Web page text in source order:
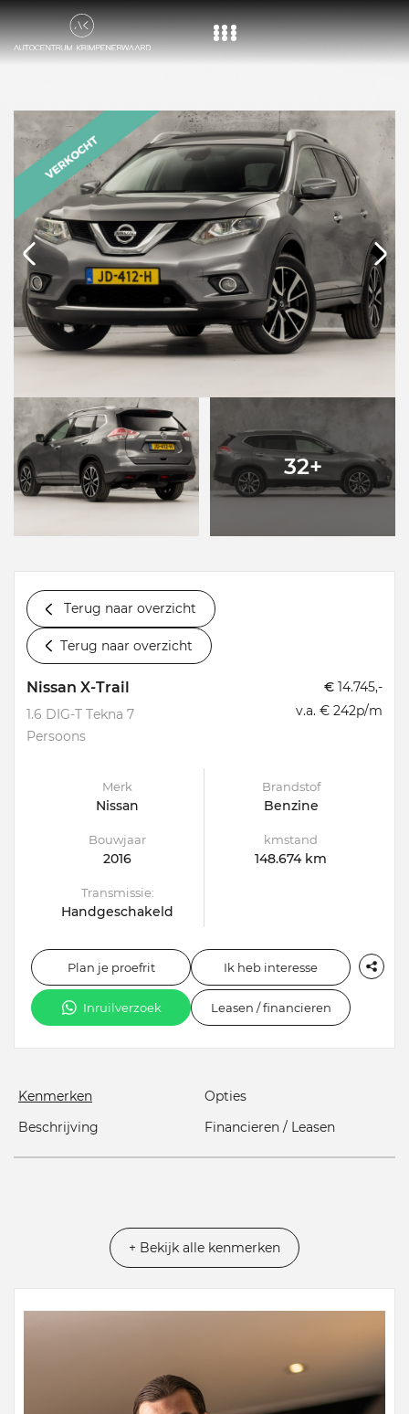
Aanbod
Diensten
Over ons
Vacature
Contact
32+
Terug naar overzicht
Terug naar overzicht
Nissan X-Trail
1.6 DIG-T Tekna 7
Persoons
€ 14.745,-
v.a. € 242p/m
Merk
Nissan
Brandstof
Benzine
Bouwjaar
2016
kmstand
148.674 km
Transmissie:
Handgeschakeld
Plan je proefrit Ik heb interesse
Inruilverzoek Leasen / financieren
Kenmerken
Opties
Beschrijving
Financieren / Leasen
+ Bekijk alle kenmerken